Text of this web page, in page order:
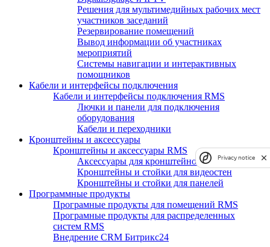
Решения для мультимедийных рабочих мест
участников заседаний
Резервирование помещений
Вывод информации об участниках
мероприятий
Системы навигации и интерактивных
помощников
Кабели и интерфейсы подключения
Кабели и интерфейсы подключения RMS
Лючки и панели для подключения
оборудования
Кабели и переходники
Кронштейны и аксессуары
Кронштейны и аксессуары RMS
Аксессуары для кронштейнов и стоек
Кронштейны и стойки для видеостен
Кронштейны и стойки для панелей
Программные продукты
Програмные продукты для помещений RMS
Програмные продукты для распределенных
систем RMS
Внедрение CRM Битрикс24
Privacy notice